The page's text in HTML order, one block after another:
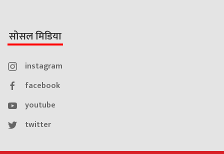
सोसल मिडिया
instagram
facebook
youtube
twitter